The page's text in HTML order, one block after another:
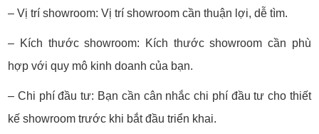
– Vị trí showroom: Vị trí showroom cần thuận lợi, dễ tìm.
– Kích thước showroom: Kích thước showroom cần phù
hợp với quy mô kinh doanh của bạn.
– Chi phí đầu tư: Bạn cần cân nhắc chi phí đầu tư cho thiết
kế showroom trước khi bắt đầu triển khai.